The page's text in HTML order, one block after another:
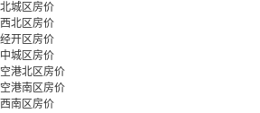
北城区房价
西北区房价
经开区房价
中城区房价
空港北区房价
空港南区房价
西南区房价